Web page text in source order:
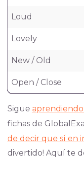
Loud
Lovely
New / Old
Open / Close
Sigue
fichas de
de decir que sí en
divertido! Aquí te